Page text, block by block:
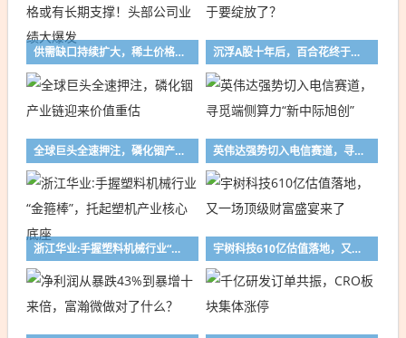
供需缺口持续扩大，稀土价格或有长期支撑！头部公司业绩大爆发 沉浮A股十年后，百合花终于要绽放了？
全球巨头全速押注，磷化铟产业链迎来价值重估 英伟达强势切入电信赛道，寻觅端侧算力“新中际旭创”
浙江华业:手握塑料机械行业“金箍棒”，托起塑机产业核心底座 宇树科技610亿估值落地，又一场顶级财富盛宴来了